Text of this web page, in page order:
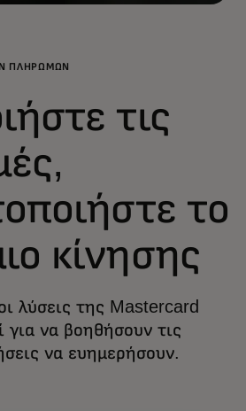
ΠΛΗΡΩΜΏΝ
τις
το
κίνησης
λύσεις της Mastercard
για να βοηθήσουν τις
να ευημερήσουν.